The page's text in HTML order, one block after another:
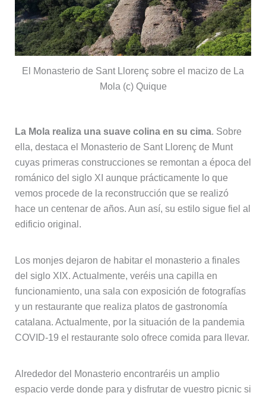
El Monasterio de Sant Llorenç sobre el macizo de La
Mola (c) Quique
La Mola realiza una suave colina en su cima. Sobre
ella, destaca el Monasterio de Sant Llorenç de Munt
cuyas primeras construcciones se remontan a época del
románico del siglo XI aunque prácticamente lo que
vemos procede de la reconstrucción que se realizó
hace un centenar de años. Aun así, su estilo sigue fiel al
edificio original.
Los monjes dejaron de habitar el monasterio a finales
del siglo XIX. Actualmente, veréis una capilla en
funcionamiento, una sala con exposición de fotografías
y un restaurante que realiza platos de gastronomía
catalana. Actualmente, por la situación de la pandemia
COVID-19 el restaurante solo ofrece comida para llevar.
Alrededor del Monasterio encontraréis un amplio
espacio verde donde para y disfrutar de vuestro picnic si